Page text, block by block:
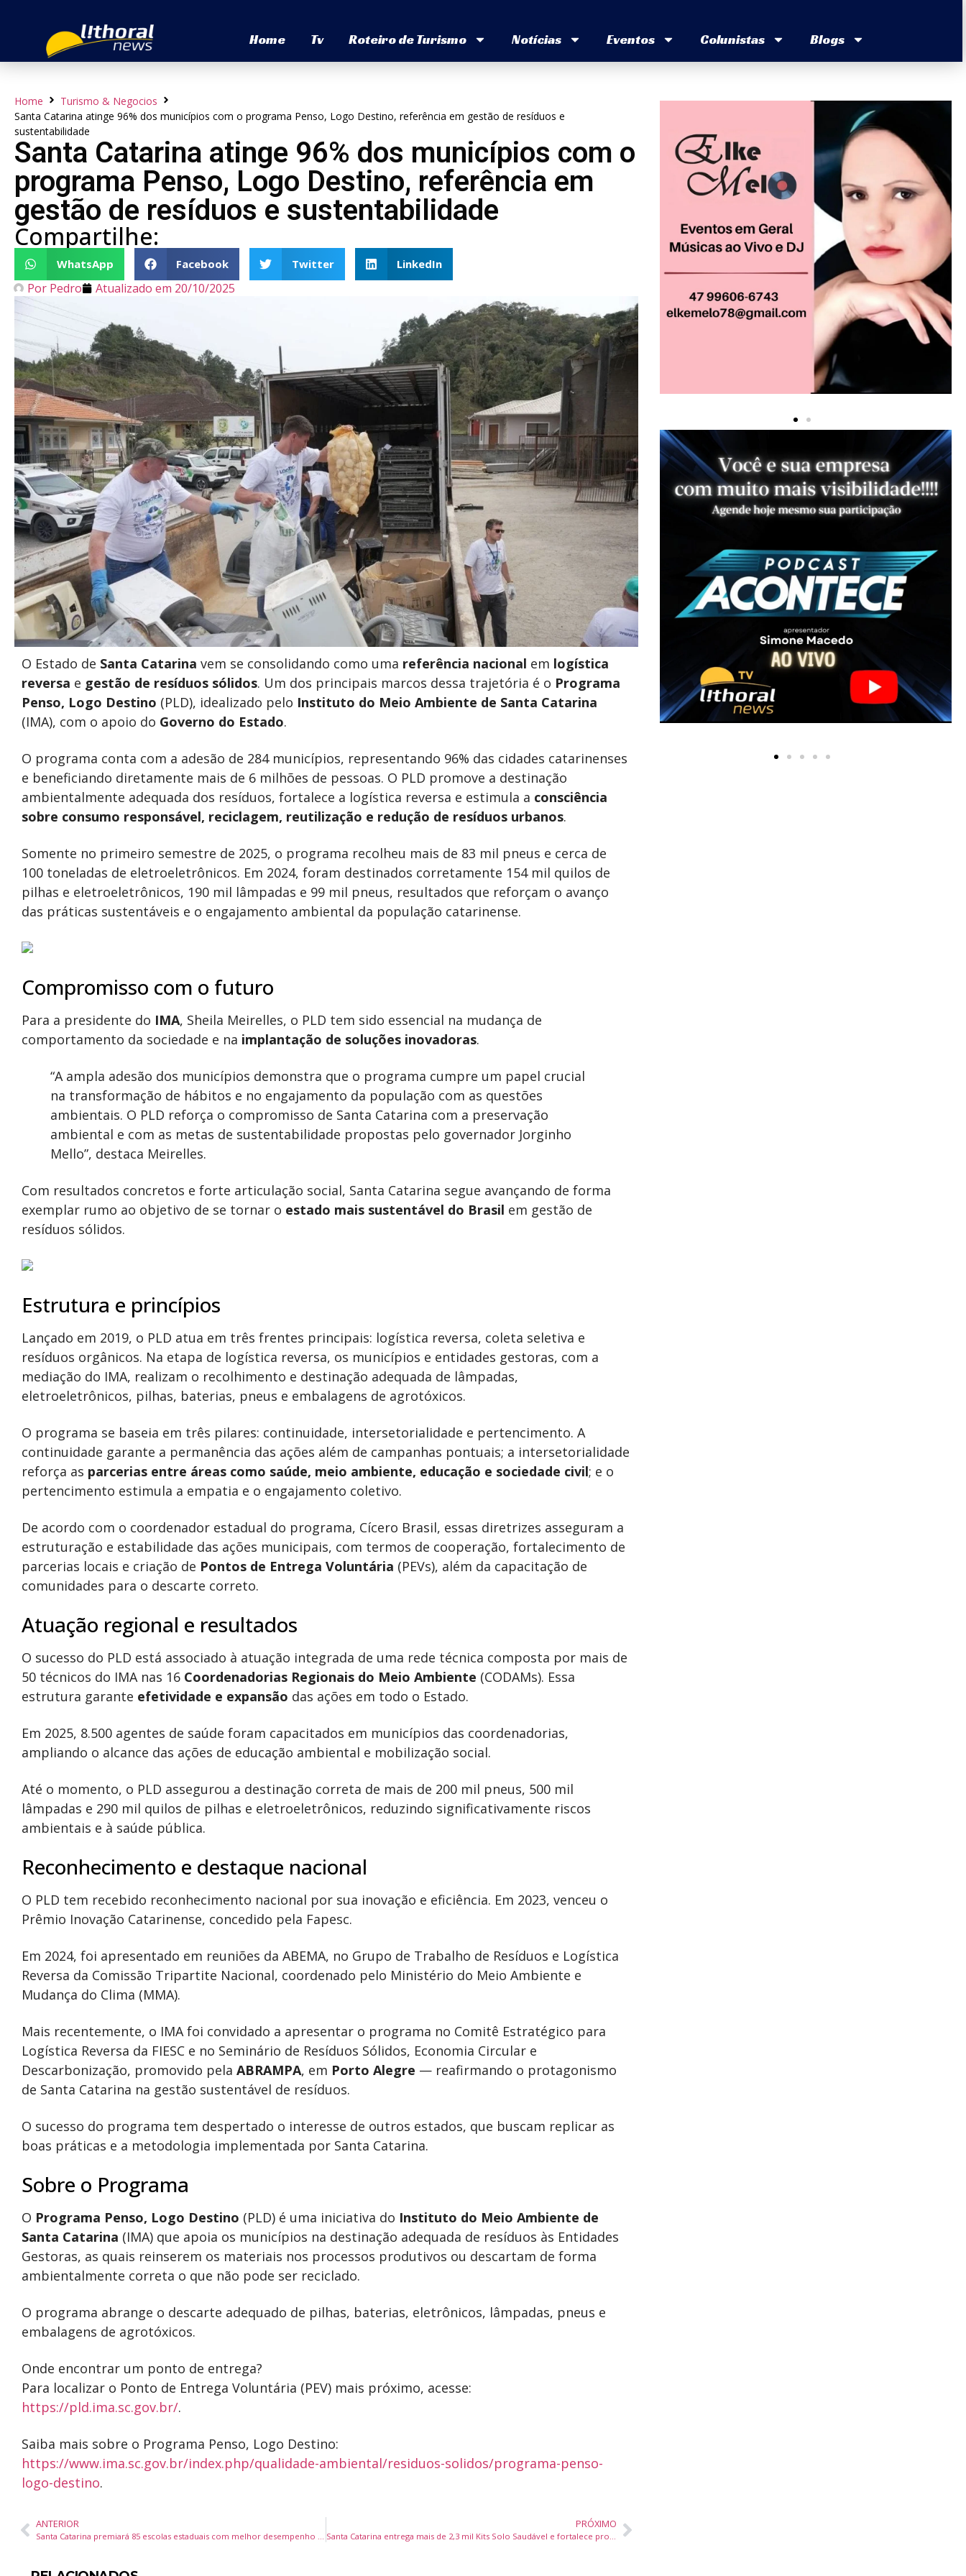
Home Tv Roteiro de Turismo Notícias Eventos Colunistas Blogs
Home
Turismo & Negocios
Santa Catarina atinge 96% dos municípios com o programa Penso, Logo Destino, referência em gestão de resíduos e
sustentabilidade
Santa Catarina atinge 96% dos municípios com o
programa Penso, Logo Destino, referência em
gestão de resíduos e sustentabilidade
Compartilhe:
WhatsApp Facebook Twitter LinkedIn
Por Pedro Atualizado em 20/10/2025
O Estado de Santa Catarina vem se consolidando como uma referência nacional em logística
reversa e gestão de resíduos sólidos. Um dos principais marcos dessa trajetória é o Programa
Penso, Logo Destino (PLD), idealizado pelo Instituto do Meio Ambiente de Santa Catarina
(IMA), com o apoio do Governo do Estado.
O programa conta com a adesão de 284 municípios, representando 96% das cidades catarinenses
e beneficiando diretamente mais de 6 milhões de pessoas. O PLD promove a destinação
ambientalmente adequada dos resíduos, fortalece a logística reversa e estimula a consciência
sobre consumo responsável, reciclagem, reutilização e redução de resíduos urbanos.
Somente no primeiro semestre de 2025, o programa recolheu mais de 83 mil pneus e cerca de
100 toneladas de eletroeletrônicos. Em 2024, foram destinados corretamente 154 mil quilos de
pilhas e eletroeletrônicos, 190 mil lâmpadas e 99 mil pneus, resultados que reforçam o avanço
das práticas sustentáveis e o engajamento ambiental da população catarinense.
Compromisso com o futuro
Para a presidente do IMA, Sheila Meirelles, o PLD tem sido essencial na mudança de
comportamento da sociedade e na implantação de soluções inovadoras.
“A ampla adesão dos municípios demonstra que o programa cumpre um papel crucial
na transformação de hábitos e no engajamento da população com as questões
ambientais. O PLD reforça o compromisso de Santa Catarina com a preservação
ambiental e com as metas de sustentabilidade propostas pelo governador Jorginho
Mello”, destaca Meirelles.
Com resultados concretos e forte articulação social, Santa Catarina segue avançando de forma
exemplar rumo ao objetivo de se tornar o estado mais sustentável do Brasil em gestão de
resíduos sólidos.
Estrutura e princípios
Lançado em 2019, o PLD atua em três frentes principais: logística reversa, coleta seletiva e
resíduos orgânicos. Na etapa de logística reversa, os municípios e entidades gestoras, com a
mediação do IMA, realizam o recolhimento e destinação adequada de lâmpadas,
eletroeletrônicos, pilhas, baterias, pneus e embalagens de agrotóxicos.
O programa se baseia em três pilares: continuidade, intersetorialidade e pertencimento. A
continuidade garante a permanência das ações além de campanhas pontuais; a intersetorialidade
reforça as parcerias entre áreas como saúde, meio ambiente, educação e sociedade civil; e o
pertencimento estimula a empatia e o engajamento coletivo.
De acordo com o coordenador estadual do programa, Cícero Brasil, essas diretrizes asseguram a
estruturação e estabilidade das ações municipais, com termos de cooperação, fortalecimento de
parcerias locais e criação de Pontos de Entrega Voluntária (PEVs), além da capacitação de
comunidades para o descarte correto.
Atuação regional e resultados
O sucesso do PLD está associado à atuação integrada de uma rede técnica composta por mais de
50 técnicos do IMA nas 16 Coordenadorias Regionais do Meio Ambiente (CODAMs). Essa
estrutura garante efetividade e expansão das ações em todo o Estado.
Em 2025, 8.500 agentes de saúde foram capacitados em municípios das coordenadorias,
ampliando o alcance das ações de educação ambiental e mobilização social.
Até o momento, o PLD assegurou a destinação correta de mais de 200 mil pneus, 500 mil
lâmpadas e 290 mil quilos de pilhas e eletroeletrônicos, reduzindo significativamente riscos
ambientais e à saúde pública.
Reconhecimento e destaque nacional
O PLD tem recebido reconhecimento nacional por sua inovação e eficiência. Em 2023, venceu o
Prêmio Inovação Catarinense, concedido pela Fapesc.
Em 2024, foi apresentado em reuniões da ABEMA, no Grupo de Trabalho de Resíduos e Logística
Reversa da Comissão Tripartite Nacional, coordenado pelo Ministério do Meio Ambiente e
Mudança do Clima (MMA).
Mais recentemente, o IMA foi convidado a apresentar o programa no Comitê Estratégico para
Logística Reversa da FIESC e no Seminário de Resíduos Sólidos, Economia Circular e
Descarbonização, promovido pela ABRAMPA, em Porto Alegre — reafirmando o protagonismo
de Santa Catarina na gestão sustentável de resíduos.
O sucesso do programa tem despertado o interesse de outros estados, que buscam replicar as
boas práticas e a metodologia implementada por Santa Catarina.
Sobre o Programa
O Programa Penso, Logo Destino (PLD) é uma iniciativa do Instituto do Meio Ambiente de
Santa Catarina (IMA) que apoia os municípios na destinação adequada de resíduos às Entidades
Gestoras, as quais reinserem os materiais nos processos produtivos ou descartam de forma
ambientalmente correta o que não pode ser reciclado.
O programa abrange o descarte adequado de pilhas, baterias, eletrônicos, lâmpadas, pneus e
embalagens de agrotóxicos.
Onde encontrar um ponto de entrega?
Para localizar o Ponto de Entrega Voluntária (PEV) mais próximo, acesse:
https://pld.ima.sc.gov.br/.
Saiba mais sobre o Programa Penso, Logo Destino:
https://www.ima.sc.gov.br/index.php/qualidade-ambiental/residuos-solidos/programa-penso-
logo-destino.
ANTERIOR
Santa Catarina premiará 85 escolas estaduais com melhor desempenho no Ideb através do Prêmio Reconhecer
PRÓXIMO
Santa Catarina entrega mais de 2,3 mil Kits Solo Saudável e fortalece produtividade com preservação ambiental